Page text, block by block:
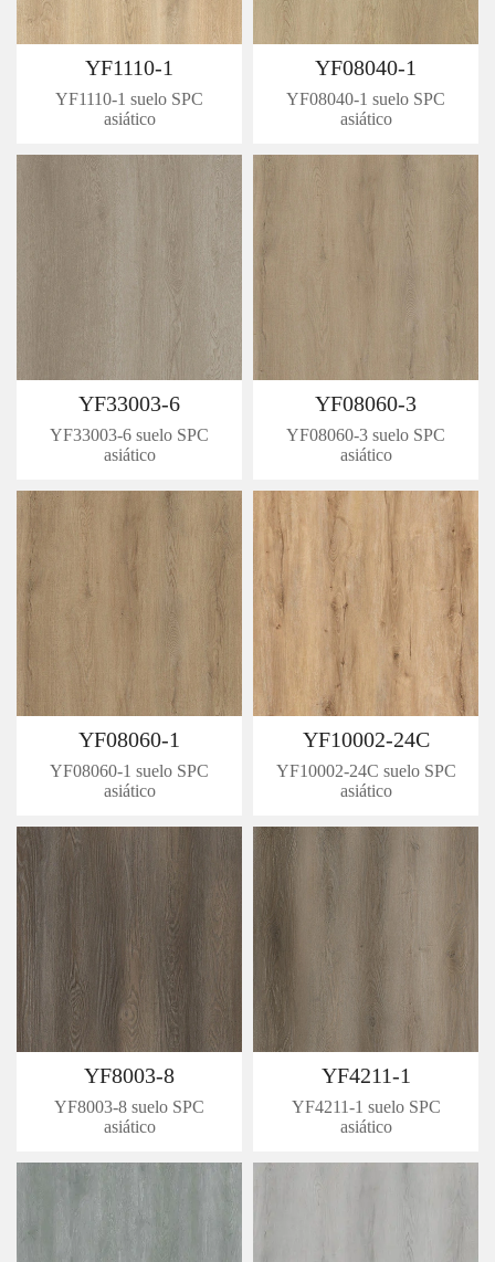
YF1110-1
YF1110-1 suelo SPC
asiático
YF08040-1
YF08040-1 suelo SPC
asiático
YF33003-6
YF33003-6 suelo SPC
asiático
YF08060-3
YF08060-3 suelo SPC
asiático
YF08060-1
YF08060-1 suelo SPC
asiático
YF10002-24C
YF10002-24C suelo SPC
asiático
YF8003-8
YF8003-8 suelo SPC
asiático
YF4211-1
YF4211-1 suelo SPC
asiático